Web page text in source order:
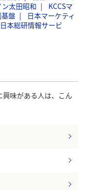
太田昭和
KCCSマ
盤
日本マーケティ
日本総研情報サービ
味がある人は、こん